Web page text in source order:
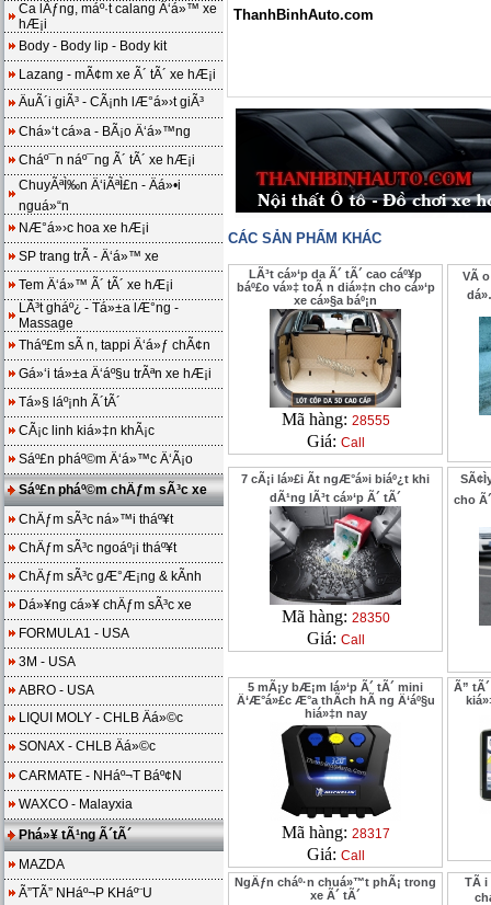
Ca lÄƒng, máº·t calang Ä‘á»™ xe
hÆ¡i
Body - Body lip - Body kit
Lazang - mÃ¢m xe Ã´ tÃ´ xe hÆ¡i
ÄuÃ´i giÃ³ - CÃ¡nh lÆ°á»›t giÃ³
Chá»‘t cá»­a - BÃ¡o Ä‘á»™ng
Cháº¯n náº¯ng Ã´ tÃ´ xe hÆ¡i
ChuyÃªÌ‰n Ä‘iÃªÌ£n - Äá»•i
nguá»“n
NÆ°á»›c hoa xe hÆ¡i
SP trang trÃ­ - Ä‘á»™ xe
Tem Ä‘á»™ Ã´ tÃ´ xe hÆ¡i
LÃ³t gháº¿ - Tá»±a lÆ°ng -
Massage
Tháº£m sÃ n, tappi Ä‘á»ƒ chÃ¢n
Gá»‘i tá»±a Ä‘áº§u trÃªn xe hÆ¡i
Tá»§ láº¡nh Ã´tÃ´
CÃ¡c linh kiá»‡n khÃ¡c
Sáº£n pháº©m Ä‘á»™c Ä‘Ã¡o
Sáº£n pháº©m chÄƒm sÃ³c xe
ChÄƒm sÃ³c ná»™i tháº¥t
ChÄƒm sÃ³c ngoáº¡i tháº¥t
ChÄƒm sÃ³c gÆ°Æ¡ng & kÃ­nh
Dá»¥ng cá»¥ chÄƒm sÃ³c xe
FORMULA1 - USA
3M - USA
ABRO - USA
LIQUI MOLY - CHLB Äá»©c
SONAX - CHLB Äá»©c
CARMATE - NHáº¬T Báº¢N
WAXCO - Malayxia
Phá»¥ tÃ¹ng Ã´tÃ´
MAZDA
Ã”TÃ” NHáº¬P KHáº¨U
ThanhBinhAuto.com
CÁC SẢN PHẨM KHÁC
LÃ³t cá»‘p da Ã´ tÃ´ cao cáº¥p
báº£o vá»‡ toÃ n diá»‡n cho cá»‘p
xe cá»§a báº¡n
Mã hàng: 28555
Giá: Call
VÃ o
7 cÃ¡i lá»£i Ã­t ngÆ°á»i biáº¿t khi
dÃ¹ng lÃ³t cá»‘p Ã´ tÃ´
Mã hàng: 28350
Giá: Call
cho
5 mÃ¡y bÆ¡m lá»‘p Ã´ tÃ´ mini
Ä‘Æ°á»£c Æ°a thÃ­ch hÃ ng Ä‘áº§u
hiá»‡n nay
Mã hàng: 28317
Giá: Call
Ã”
NgÄƒn cháº·n chuá»™t phÃ¡ trong
xe Ã´ tÃ´
TÃ i